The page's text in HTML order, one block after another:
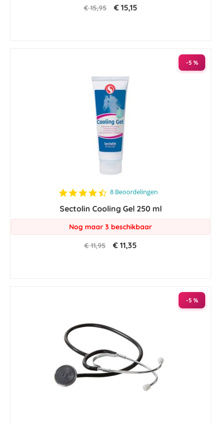
€ 15,95 € 15,15
-5 %
4.4
rating
8 Beoordelingen
Sectolin Cooling Gel 250 ml
Nog maar 3 beschikbaar
€ 11,95 € 11,35
-5 %